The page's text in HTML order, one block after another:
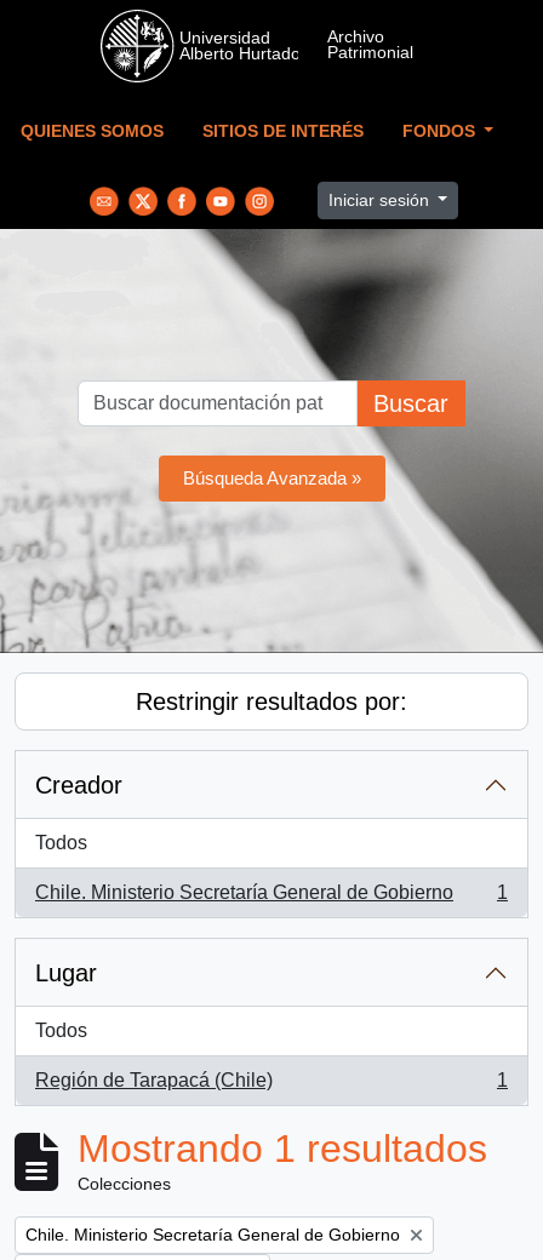
Skip to main content
QUIENES SOMOS SITIOS DE INTERÉS FONDOS
Iniciar sesión
Buscar
Búsqueda Avanzada »
Restringir resultados por:
Creador
Todos
Chile. Ministerio Secretaría General de Gobierno
, 1 resultados
1
Lugar
Todos
Región de Tarapacá (Chile)
, 1 resultados
1
Mostrando 1 resultados
Colecciones
Remove filter:
Chile. Ministerio Secretaría General de Gobierno